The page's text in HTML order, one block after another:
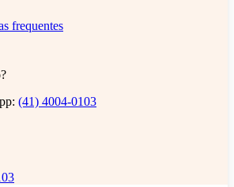
frequentes
(41) 4004-0103